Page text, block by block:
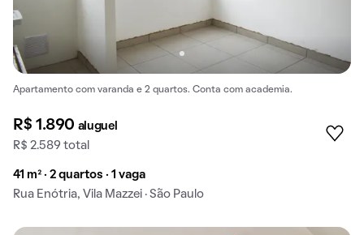
Apartamento com varanda e 2 quartos. Conta com academia.
R$ 1.890 aluguel
R$ 2.589 total
41 m² · 2 quartos · 1 vaga
Rua Enótria, Vila Mazzei · São Paulo